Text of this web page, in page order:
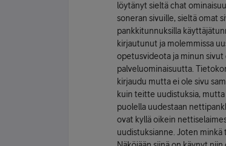
löytänyt sieltä chat
soneran sivuille, sieltä omat
pankkitunnuksilla
kirjautunut ja molemmissa
opetusvideota ja minun sivut
palveluominaisuutta.
kirjaudu mutta ei ole sivu
kuin teitte uudistuksia,
puolella uudestaan
ovat kyllä oikein
uudistuksianne. Joten